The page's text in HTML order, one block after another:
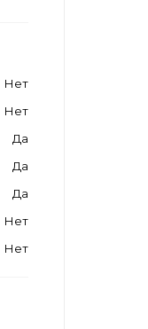
Нет
Нет
Да
Да
Да
Нет
Нет